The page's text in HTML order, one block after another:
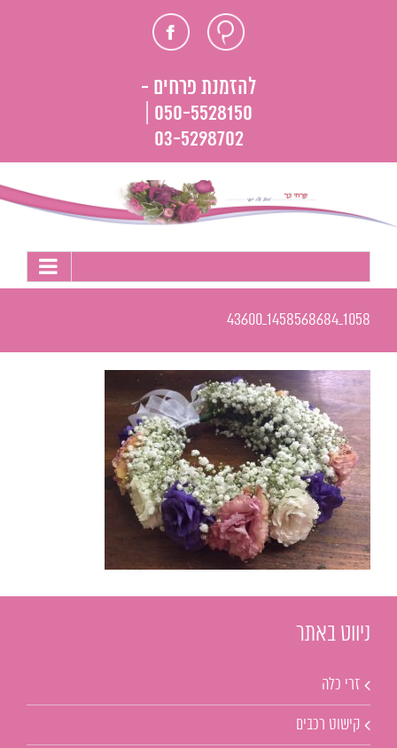
חוות פייסבוק
להזמנת פרחים -
050-5528150 |
03-5298702
1058_1458568684_43600
ניווט באתר
זרי כלה
קישוט רכבים